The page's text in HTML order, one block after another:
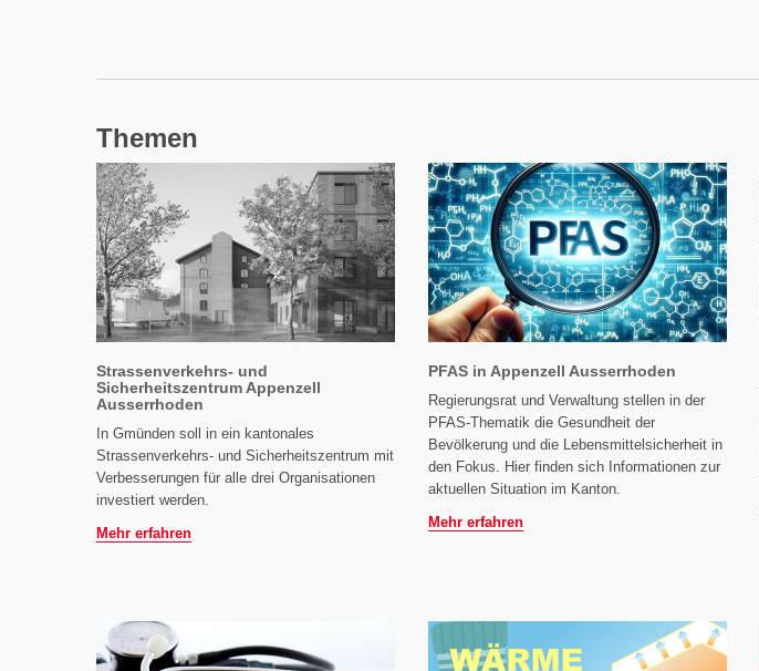
Themen
Strassenverkehrs- und
Sicherheitszentrum Appenzell
Ausserrhoden
In Gmünden soll in ein kantonales
Strassenverkehrs- und Sicherheitszentrum mit
Verbesserungen für alle drei Organisationen
investiert werden.
Mehr erfahren
PFAS in Appenzell Ausserrhoden
Regierungsrat und Verwaltung stellen in der
PFAS-Thematik die Gesundheit der
Bevölkerung und die Lebensmittelsicherheit in
den Fokus. Hier finden sich Informationen zur
aktuellen Situation im Kanton.
Mehr erfahren